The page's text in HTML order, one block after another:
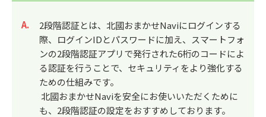
回答
2段階認証とは、北國おまかせNaviにログインする
際、ログインIDとパスワードに加え、スマートフォ
ンの2段階認証アプリで発行された6桁のコードによ
る認証を行うことで、セキュリティをより強化する
ための仕組みです。
北國おまかせNaviを安全にお使いいただくために
も、2段階認証の設定をおすすめしております。